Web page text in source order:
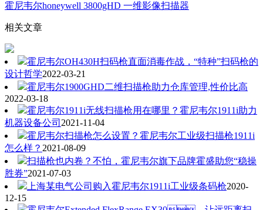
霍尼韦尔honeywell 3800gHD 一维影像扫描器
相关文章
霍尼韦尔OH430H扫码枪直面消毒作战，“特种”扫码枪的
设计哲学2022-03-21
霍尼韦尔1900GHD二维扫描枪助力仓库管理,性价比高
2022-03-18
霍尼韦尔1911i无线扫描枪用在哪里？霍尼韦尔1911i助力
机器设备公司 2021-11-04
霍尼韦尔扫描枪怎么设置？霍尼韦尔工业级扫描枪1911i
怎么样？ 2021-08-09
扫描枪也内卷？不怕，霍尼韦尔旗下品牌霍盛助您“稳操
胜券”2021-07-03
上海某电气公司购入霍尼韦尔1911i工业级条码枪2020-
12-15